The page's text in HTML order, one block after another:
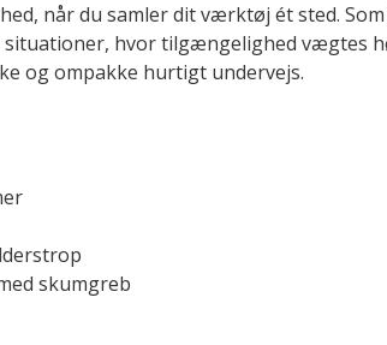
når du samler dit værktøj ét sted.
hvor tilgængelighed vægtes
og ompakke hurtigt undervejs.
skumgreb